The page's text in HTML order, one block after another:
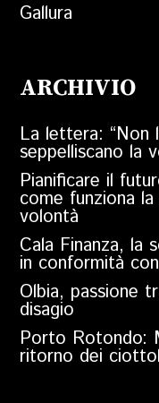
Gallura
ARCHIVIO
La lettera: “Non
seppelliscano la
Pianificare il
come funziona
volontà
Cala Finanza, la
in conformità
Olbia, passione
disagio
Porto Rotondo:
ritorno dei